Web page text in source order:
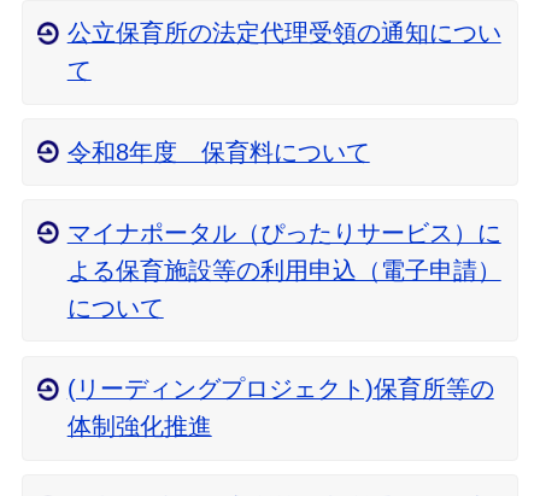
公立保育所の法定代理受領の通知につい
て
令和8年度 保育料について
マイナポータル（ぴったりサービス）に
よる保育施設等の利用申込（電子申請）
について
(リーディングプロジェクト)保育所等の
体制強化推進